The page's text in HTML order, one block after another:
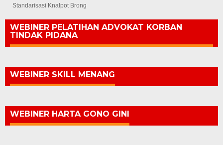
Standarisasi Knalpot Brong
WEBINER PELATIHAN ADVOKAT KORBAN
TINDAK PIDANA
WEBINER SKILL MENANG
WEBINER HARTA GONO GINI